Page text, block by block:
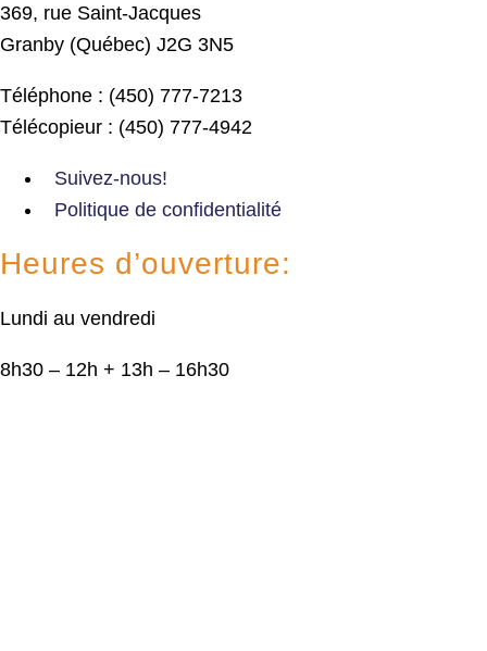
369, rue Saint-Jacques
Granby (Québec) J2G 3N5
Téléphone : (450) 777-7213
Télécopieur : (450) 777-4942
Suivez-nous!
Politique de confidentialité
Heures d’ouverture:
Lundi au vendredi
8h30 – 12h + 13h – 16h30